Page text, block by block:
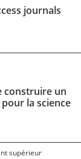
journals
construire un
la science
supérieur